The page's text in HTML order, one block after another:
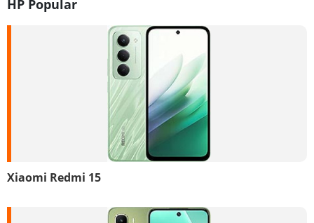
HP Popular
Xiaomi Redmi 15